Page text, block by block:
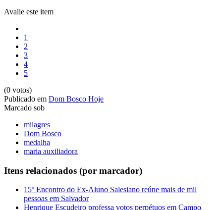
Avalie este item
1
2
3
4
5
(0 votos)
Publicado em Dom Bosco Hoje
Marcado sob
milagres
Dom Bosco
medalha
maria auxiliadora
Itens relacionados (por marcador)
15º Encontro do Ex-Aluno Salesiano reúne mais de mil
pessoas em Salvador
Henrique Escudeiro professa votos perpétuos em Campo